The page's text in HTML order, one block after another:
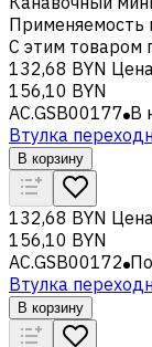
Применяемость
С этим товаром
132,68 BYN
156,10 BYN
AC.GSB00177 В
Втулка
В корзину
132,68 BYN
156,10 BYN
AC.GSB00172
Втулка
В корзину